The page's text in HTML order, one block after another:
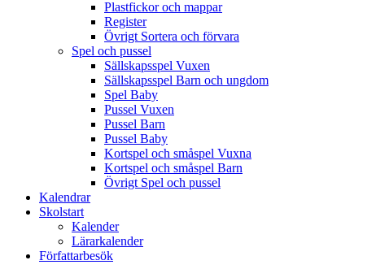
Plastfickor och mappar
Register
Övrigt Sortera och förvara
Spel och pussel
Sällskapsspel Vuxen
Sällskapsspel Barn och ungdom
Spel Baby
Pussel Vuxen
Pussel Barn
Pussel Baby
Kortspel och småspel Vuxna
Kortspel och småspel Barn
Övrigt Spel och pussel
Kalendrar
Skolstart
Kalender
Lärarkalender
Författarbesök